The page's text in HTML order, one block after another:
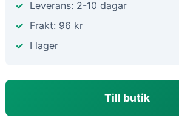
Leverans: 2-10 dagar
Frakt: 96 kr
I lager
Till butik